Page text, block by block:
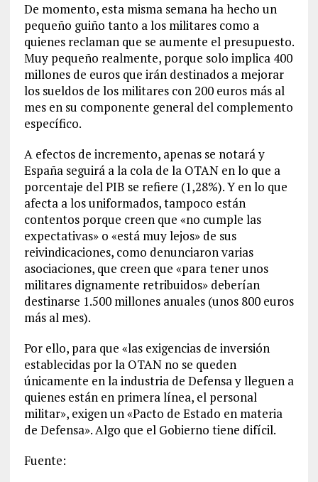
De momento, esta misma semana ha hecho un
pequeño guiño tanto a los militares como a
quienes reclaman que se aumente el presupuesto.
Muy pequeño realmente, porque solo implica 400
millones de euros que irán destinados a mejorar
los sueldos de los militares con 200 euros más al
mes en su componente general del complemento
específico.
A efectos de incremento, apenas se notará y
España seguirá a la cola de la OTAN en lo que a
porcentaje del PIB se refiere (1,28%). Y en lo que
afecta a los uniformados, tampoco están
contentos porque creen que «no cumple las
expectativas» o «está muy lejos» de sus
reivindicaciones, como denunciaron varias
asociaciones, que creen que «para tener unos
militares dignamente retribuidos» deberían
destinarse 1.500 millones anuales (unos 800 euros
más al mes).
Por ello, para que «las exigencias de inversión
establecidas por la OTAN no se queden
únicamente en la industria de Defensa y lleguen a
quienes están en primera línea, el personal
militar», exigen un «Pacto de Estado en materia
de Defensa». Algo que el Gobierno tiene difícil.
Fuente: